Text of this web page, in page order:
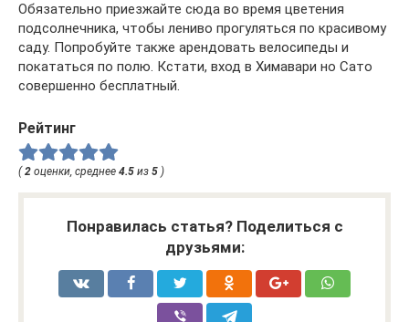
Обязательно приезжайте сюда во время цветения
подсолнечника, чтобы лениво прогуляться по красивому
саду. Попробуйте также арендовать велосипеды и
покататься по полю. Кстати, вход в Химавари но Сато
совершенно бесплатный.
Рейтинг
(2 оценки, среднее 4.5 из 5 )
Понравилась статья? Поделиться с
друзьями: